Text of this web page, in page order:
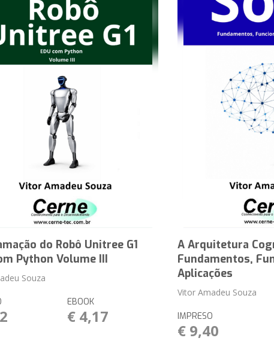
do Robô Unitree G1
Python Volume III
Souza
EBOOK
€ 4,17
A Arquitetura
Fundamentos,
Aplicações
Vitor Amadeu Souza
IMPRESO
€ 9,40